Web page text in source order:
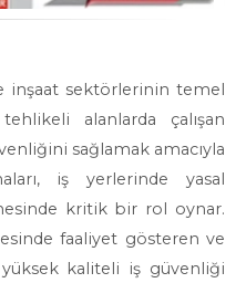
inşaat sektörlerinin temel
alanlarda çalışan
sağlamak amacıyla
iş yerlerinde yasal
kritik bir rol oynar.
faaliyet gösteren ve
kaliteli iş güvenliği